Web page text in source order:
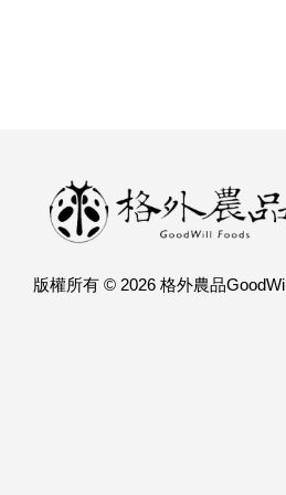
版權所有 © 2026 格外農品